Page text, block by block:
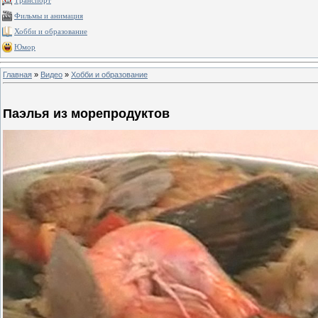
Фильмы и анимация
Хобби и образование
Юмор
Главная » Видео » Хобби и образование
Паэлья из морепродуктов